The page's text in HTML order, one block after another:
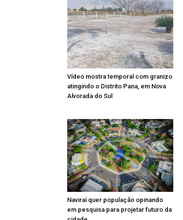
Vídeo mostra temporal com granizo
atingindo o Distrito Pana, em Nova
Alvorada do Sul
Naviraí quer população opinando
em pesquisa para projetar futuro da